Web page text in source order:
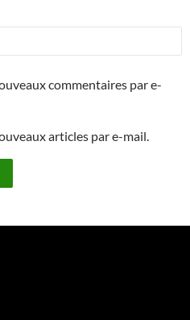
commentaires par e-
articles par e-mail.